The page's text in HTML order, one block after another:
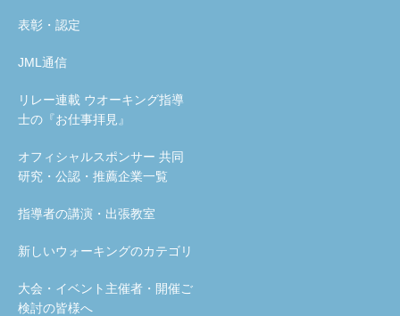
表彰・認定
JML通信
リレー連載 ウオーキング指導
士の『お仕事拝見』
オフィシャルスポンサー 共同
研究・公認・推薦企業一覧
指導者の講演・出張教室
新しいウォーキングのカテゴリ
大会・イベント主催者・開催ご
検討の皆様へ